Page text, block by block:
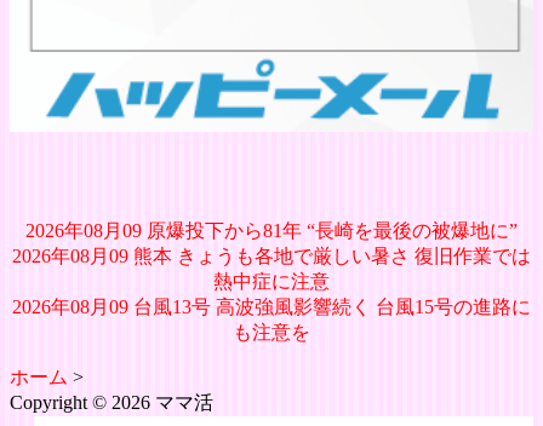
2026年08月09 原爆投下から81年 “長崎を最後の被爆地に”
2026年08月09 熊本 きょうも各地で厳しい暑さ 復旧作業では
熱中症に注意
2026年08月09 台風13号 高波強風影響続く 台風15号の進路に
も注意を
ホーム >
Copyright © 2026 ママ活